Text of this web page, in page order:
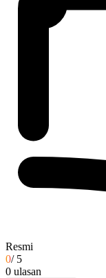
Resmi
0/ 5
0 ulasan